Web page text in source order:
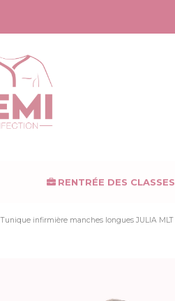
RENTRÉE DES CLASSES
Tunique infirmière manches longues JULIA MLT